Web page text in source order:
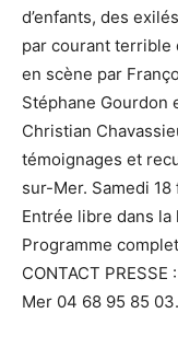
d’enfants, des
par courant terrible
en scène par
Stéphane Gourdon
Christian
témoignages et
sur-Mer. Samedi
Entrée libre dans
Programme
CONTACT
Mer 04 68 95 85 03.